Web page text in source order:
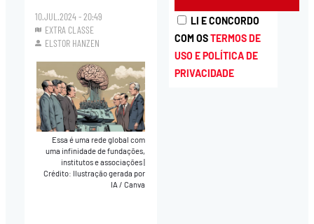
10.JUL.2024 - 20:49
EXTRA CLASSE
ELSTOR HANZEN
Essa é uma rede global com
uma infinidade de fundações,
institutos e associações|
Crédito: Ilustração gerada por
IA / Canva
LI E CONCORDO
COM OSTERMOS DE
USO E POLÍTICA DE
PRIVACIDADE